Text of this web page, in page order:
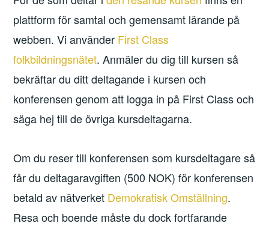
plattform för samtal och gemensamt lärande på
webben. Vi använder First Class
folkbildningsnätet. Anmäler du dig till kursen så
bekräftar du ditt deltagande i kursen och
konferensen genom att logga in på First Class och
säga hej till de övriga kursdeltagarna.
Om du reser till konferensen som kursdeltagare så
får du deltagaravgiften (500 NOK) för konferensen
betald av nätverket Demokratisk Omställning.
Resa och boende måste du dock fortfarande